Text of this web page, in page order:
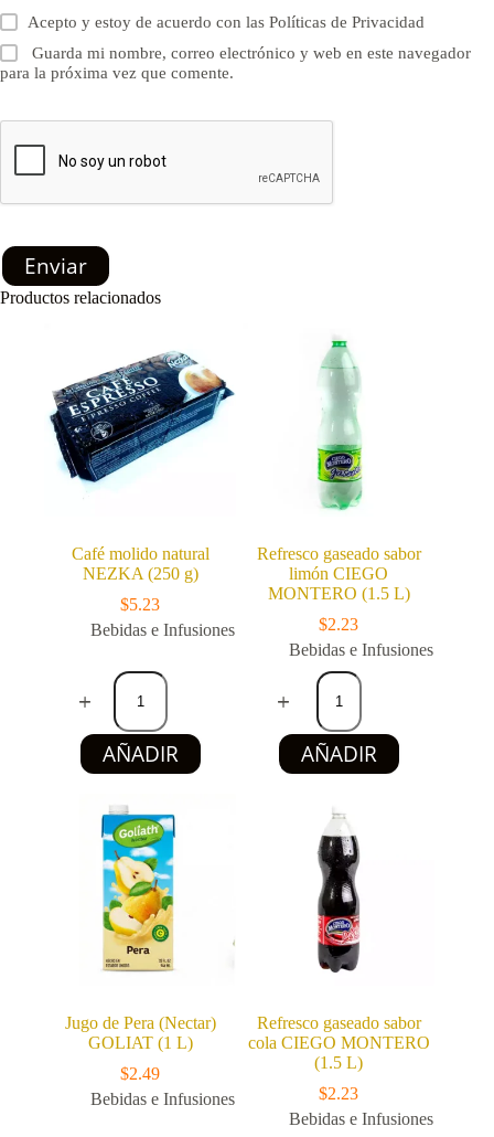
Acepto y estoy de acuerdo con lasPolíticas de Privacidad
Guarda mi nombre, correo electrónico y web en este navegador
para la próxima vez que comente.
Enviar
Productos relacionados
Café molido natural
NEZKA (250 g)
$5.23
Bebidas e Infusiones
Café
molido
natural
NEZKA
(250
g)
AÑADIR
Refresco gaseado sabor
limón CIEGO
MONTERO (1.5 L)
$2.23
Bebidas e Infusiones
Refresco
gaseado
sabor
limón
CIEGO
MONTERO
cantidad
AÑADIR
Jugo de Pera (Nectar)
GOLIAT (1 L)
$2.49
Bebidas e Infusiones
Refresco gaseado sabor
cola CIEGO MONTERO
(1.5 L)
$2.23
Bebidas e Infusiones